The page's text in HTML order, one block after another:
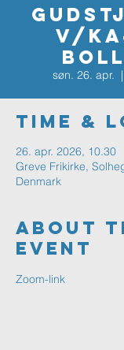
v/
søn. 26. apr.
  |
Time &
26. apr. 2026, 10.30
Greve Frikirke,
Denmark
About
Event
Zoom-link